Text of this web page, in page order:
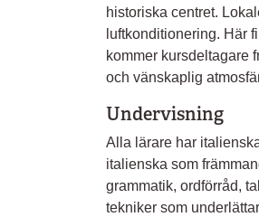
historiska centret.
luftkonditionering. Här
kommer kursdeltagare
och vänskaplig
Undervisning
Alla lärare har
italienska som
grammatik, ordförråd,
tekniker som